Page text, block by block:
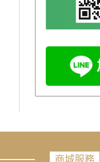
商城服務